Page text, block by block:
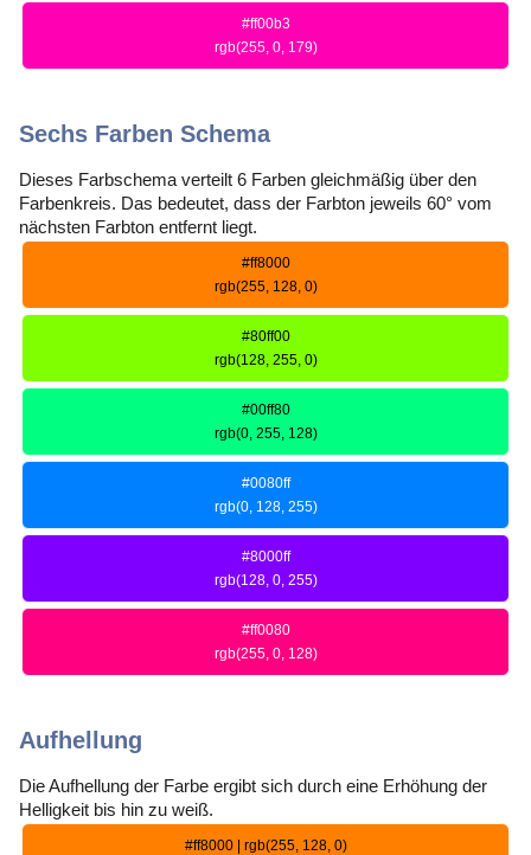
#ff00b3
rgb(255, 0, 179)
Sechs Farben Schema
Dieses Farbschema verteilt 6 Farben gleichmäßig über den
Farbenkreis. Das bedeutet, dass der Farbton jeweils 60° vom
nächsten Farbton entfernt liegt.
#ff8000
rgb(255, 128, 0)
#80ff00
rgb(128, 255, 0)
#00ff80
rgb(0, 255, 128)
#0080ff
rgb(0, 128, 255)
#8000ff
rgb(128, 0, 255)
#ff0080
rgb(255, 0, 128)
Aufhellung
Die Aufhellung der Farbe ergibt sich durch eine Erhöhung der
Helligkeit bis hin zu weiß.
#ff8000 | rgb(255, 128, 0)